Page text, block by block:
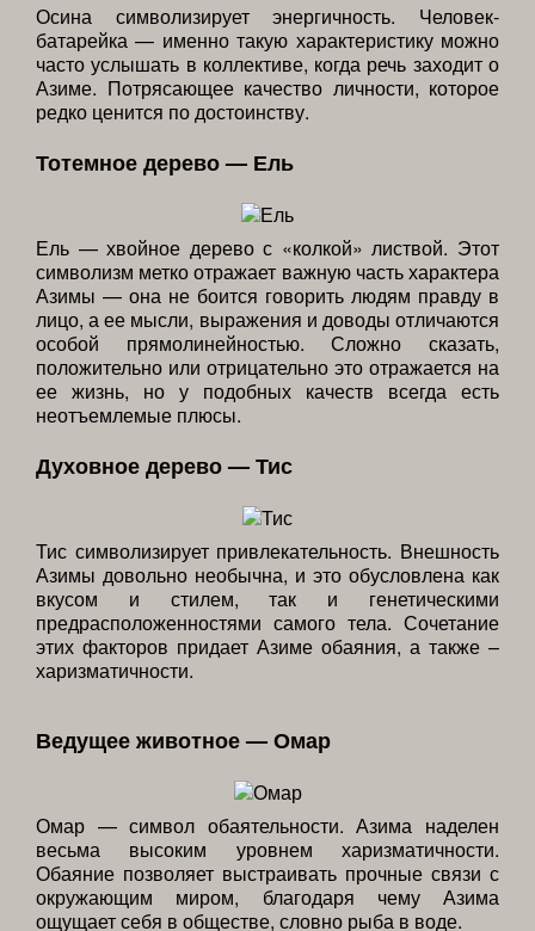
Осина символизирует энергичность. Человек-
батарейка — именно такую характеристику можно
часто услышать в коллективе, когда речь заходит о
Азиме. Потрясающее качество личности, которое
редко ценится по достоинству.
Тотемное дерево — Ель
Ель — хвойное дерево с «колкой» листвой. Этот
символизм метко отражает важную часть характера
Азимы — она не боится говорить людям правду в
лицо, а ее мысли, выражения и доводы отличаются
особой прямолинейностью. Сложно сказать,
положительно или отрицательно это отражается на
ее жизнь, но у подобных качеств всегда есть
неотъемлемые плюсы.
Духовное дерево — Тис
Тис символизирует привлекательность. Внешность
Азимы довольно необычна, и это обусловлена как
вкусом и стилем, так и генетическими
предрасположенностями самого тела. Сочетание
этих факторов придает Азиме обаяния, а также –
харизматичности.
Ведущее животное — Омар
Омар — символ обаятельности. Азима наделен
весьма высоким уровнем харизматичности.
Обаяние позволяет выстраивать прочные связи с
окружающим миром, благодаря чему Азима
ощущает себя в обществе, словно рыба в воде.